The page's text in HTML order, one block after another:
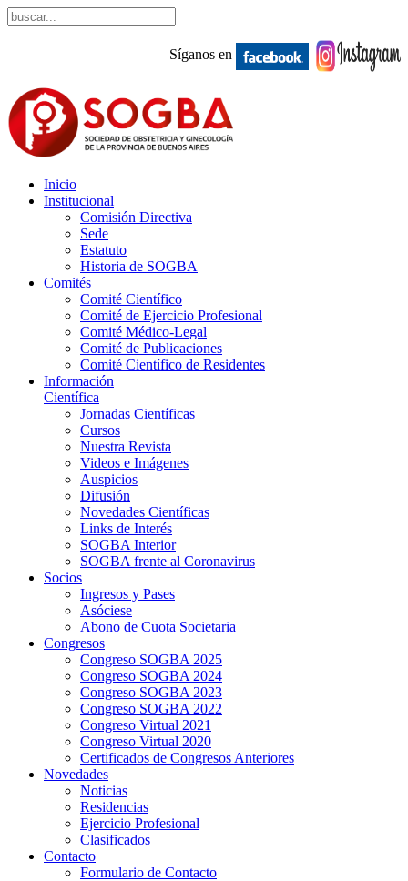
Síganos en
Inicio
Institucional
Comisión Directiva
Sede
Estatuto
Historia de SOGBA
Comités
Comité Científico
Comité de Ejercicio Profesional
Comité Médico-Legal
Comité de Publicaciones
Comité Científico de Residentes
Información
Científica
Jornadas Científicas
Cursos
Nuestra Revista
Videos e Imágenes
Auspicios
Difusión
Novedades Científicas
Links de Interés
SOGBA Interior
SOGBA frente al Coronavirus
Socios
Ingresos y Pases
Asóciese
Abono de Cuota Societaria
Congresos
Congreso SOGBA 2025
Congreso SOGBA 2024
Congreso SOGBA 2023
Congreso SOGBA 2022
Congreso Virtual 2021
Congreso Virtual 2020
Certificados de Congresos Anteriores
Novedades
Noticias
Residencias
Ejercicio Profesional
Clasificados
Contacto
Formulario de Contacto